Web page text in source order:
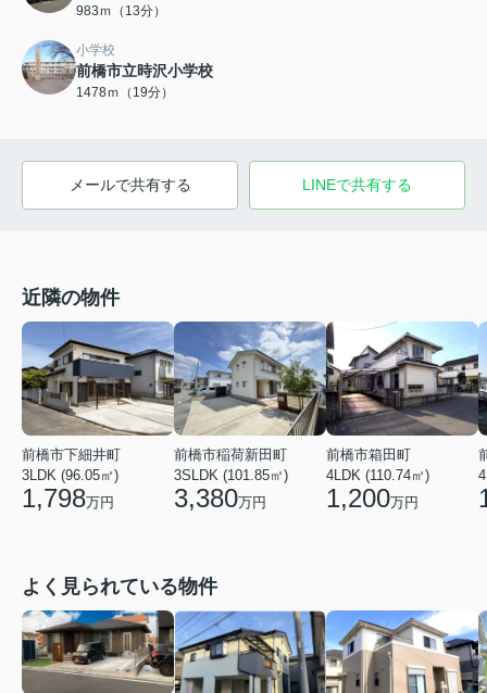
983ｍ（13分）
小学校
前橋市立時沢小学校
1478ｍ（19分）
メールで共有する LINEで共有する
近隣の物件
前橋市下細井町
3LDK (96.05㎡)
1,798万円
前橋市稲荷新田町
3SLDK (101.85㎡)
3,380万円
前橋市箱田町
4LDK (110.74㎡)
1,200万円
よく見られている物件